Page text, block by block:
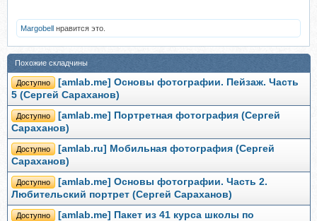
Margobell нравится это.
Похожие складчины
Доступно
[amlab.me] Основы фотографии. Пейзаж. Часть
5 (Сергей Сараханов)
Доступно
[amlab.me] Портретная фотография (Сергей
Сараханов)
Доступно
[amlab.ru] Мобильная фотография (Сергей
Сараханов)
Доступно
[amlab.me] Основы фотографии. Часть 2.
Любительский портрет (Сергей Сараханов)
Доступно
[amlab.me] Пакет из 41 курса школы по